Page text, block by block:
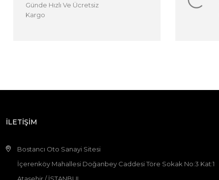
Günde Hızlı Ve Ücretsiz
Kargo
İLETİŞİM
Bostancı Oto Sanayi Sitesi
İçerenköy Mahallesi Doğanbey Caddesi Töre Sokak No:3 Kat:1